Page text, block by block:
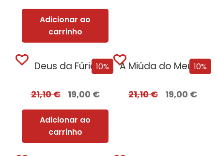
Adicionar ao
carrinho
10%
Deus da Fúria
21,10€ 19,00 €
Adicionar ao
carrinho
10%
A Miúda do Meu Irmão – Edição...
21,10€ 19,00 €